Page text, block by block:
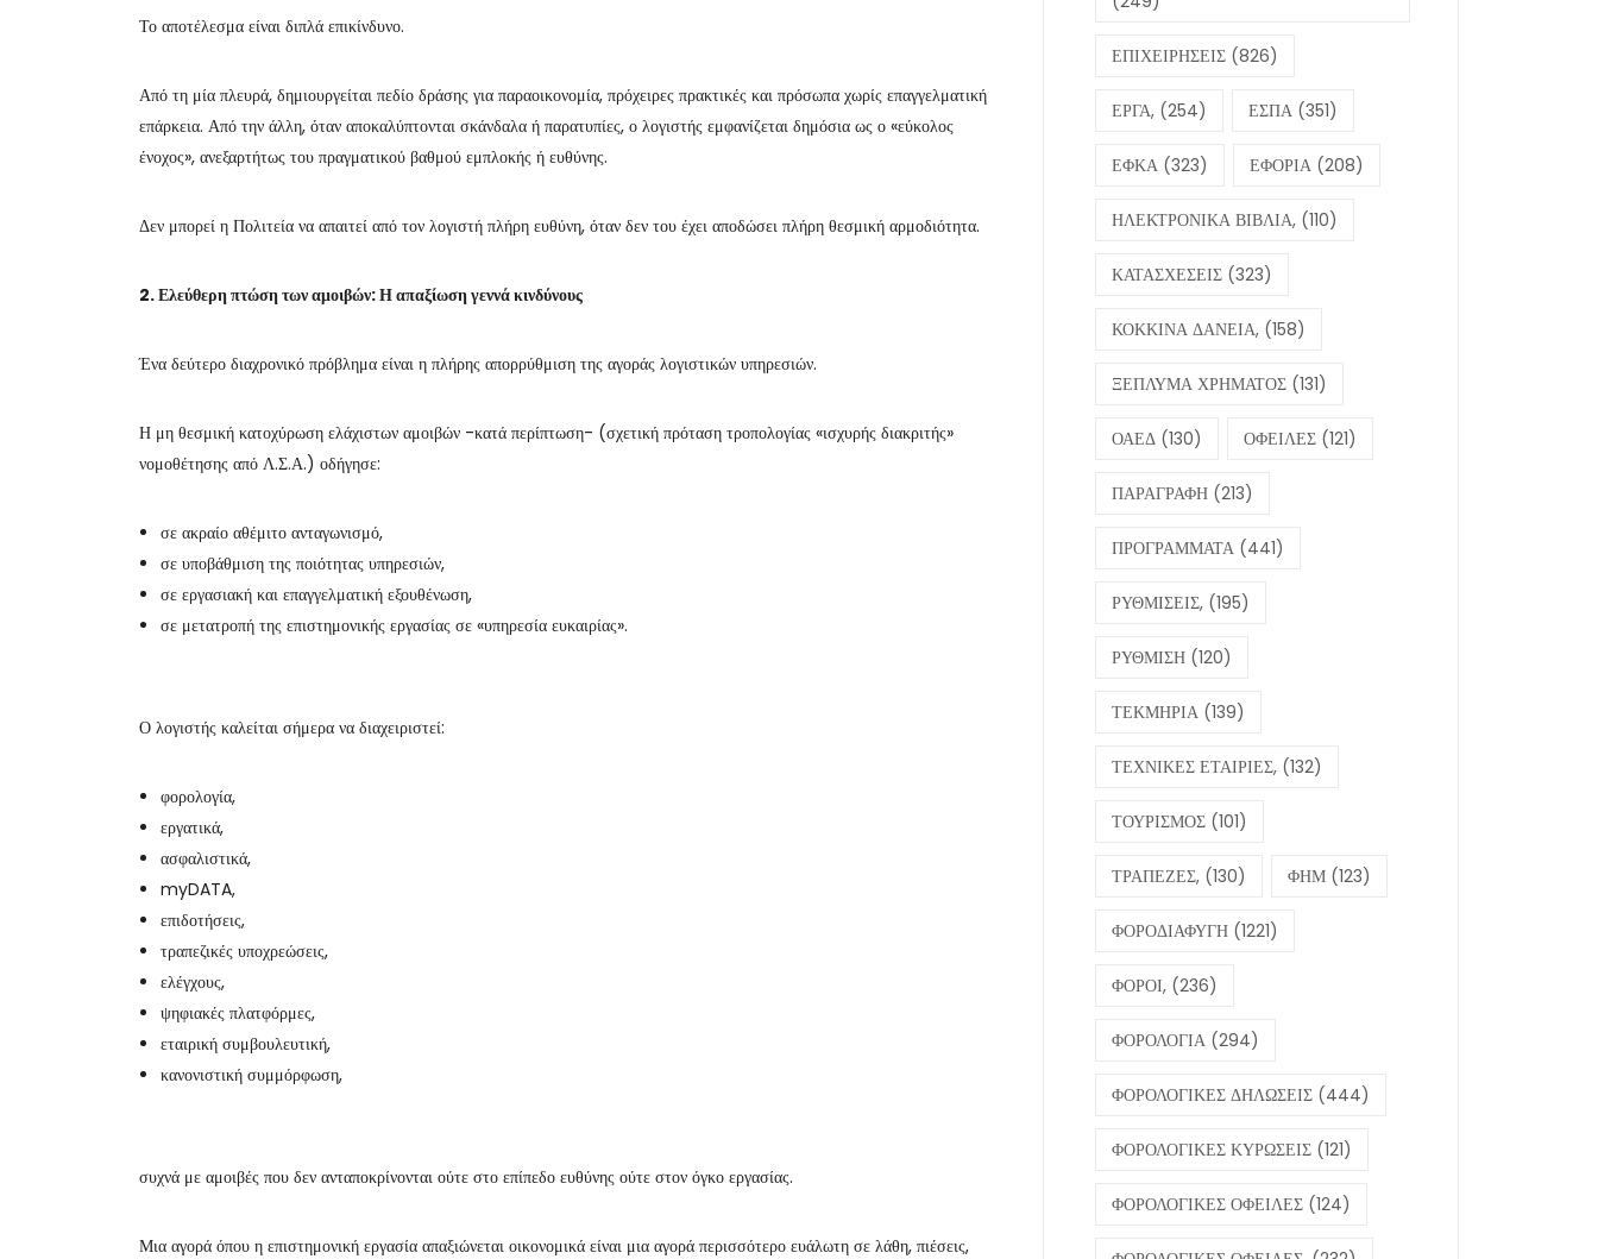
Το αποτέλεσμα είναι διπλά επικίνδυνο.
Από τη μία πλευρά, δημιουργείται πεδίο δράσης για παραοικονομία, πρόχειρες πρακτικές και πρόσωπα χωρίς επαγγελματική
επάρκεια. Από την άλλη, όταν αποκαλύπτονται σκάνδαλα ή παρατυπίες, ο λογιστής εμφανίζεται δημόσια ως ο «εύκολος
ένοχος», ανεξαρτήτως του πραγματικού βαθμού εμπλοκής ή ευθύνης.
Δεν μπορεί η Πολιτεία να απαιτεί από τον λογιστή πλήρη ευθύνη, όταν δεν του έχει αποδώσει πλήρη θεσμική αρμοδιότητα.
2. Ελεύθερη πτώση των αμοιβών: Η απαξίωση γεννά κινδύνους
Ένα δεύτερο διαχρονικό πρόβλημα είναι η πλήρης απορρύθμιση της αγοράς λογιστικών υπηρεσιών.
Η μη θεσμική κατοχύρωση ελάχιστων αμοιβών -κατά περίπτωση- (σχετική πρόταση τροπολογίας «ισχυρής διακριτής»
νομοθέτησης από Λ.Σ.Α.) οδήγησε:
σε ακραίο αθέμιτο ανταγωνισμό,
σε υποβάθμιση της ποιότητας υπηρεσιών,
σε εργασιακή και επαγγελματική εξουθένωση,
σε μετατροπή της επιστημονικής εργασίας σε «υπηρεσία ευκαιρίας».
Ο λογιστής καλείται σήμερα να διαχειριστεί:
φορολογία,
εργατικά,
ασφαλιστικά,
myDATA,
επιδοτήσεις,
τραπεζικές υποχρεώσεις,
ελέγχους,
ψηφιακές πλατφόρμες,
εταιρική συμβουλευτική,
κανονιστική συμμόρφωση,
συχνά με αμοιβές που δεν ανταποκρίνονται ούτε στο επίπεδο ευθύνης ούτε στον όγκο εργασίας.
Μια αγορά όπου η επιστημονική εργασία απαξιώνεται οικονομικά είναι μια αγορά περισσότερο ευάλωτη σε λάθη, πιέσεις,
ΕΠΙΧΕΙΡΗΣΕΙΣ (826)
ΕΡΓΑ, (254) ΕΣΠΑ (351)
ΕΦΚΑ (323) ΕΦΟΡΙΑ (208)
ΗΛΕΚΤΡΟΝΙΚΑ ΒΙΒΛΙΑ, (110)
ΚΑΤΑΣΧΕΣΕΙΣ (323)
ΚΟΚΚΙΝΑ ΔΑΝΕΙΑ, (158)
ΞΕΠΛΥΜΑ ΧΡΗΜΑΤΟΣ (131)
ΟΑΕΔ (130) ΟΦΕΙΛΕΣ (121)
ΠΑΡΑΓΡΑΦΗ (213)
ΠΡΟΓΡΑΜΜΑΤΑ (441)
ΡΥΘΜΙΣΕΙΣ, (195)
ΡΥΘΜΙΣΗ (120)
ΤΕΚΜΗΡΙΑ (139)
ΤΕΧΝΙΚΕΣ ΕΤΑΙΡΙΕΣ, (132)
ΤΟΥΡΙΣΜΟΣ (101)
ΤΡΑΠΕΖΕΣ, (130) ΦΗΜ (123)
ΦΟΡΟΔΙΑΦΥΓΗ (1221)
ΦΟΡΟΙ, (236)
ΦΟΡΟΛΟΓΙΑ (294)
ΦΟΡΟΛΟΓΙΚΕΣ ΔΗΛΩΣΕΙΣ (444)
ΦΟΡΟΛΟΓΙΚΕΣ ΚΥΡΩΣΕΙΣ (121)
ΦΟΡΟΛΟΓΙΚΕΣ ΟΦΕΙΛΕΣ (124)